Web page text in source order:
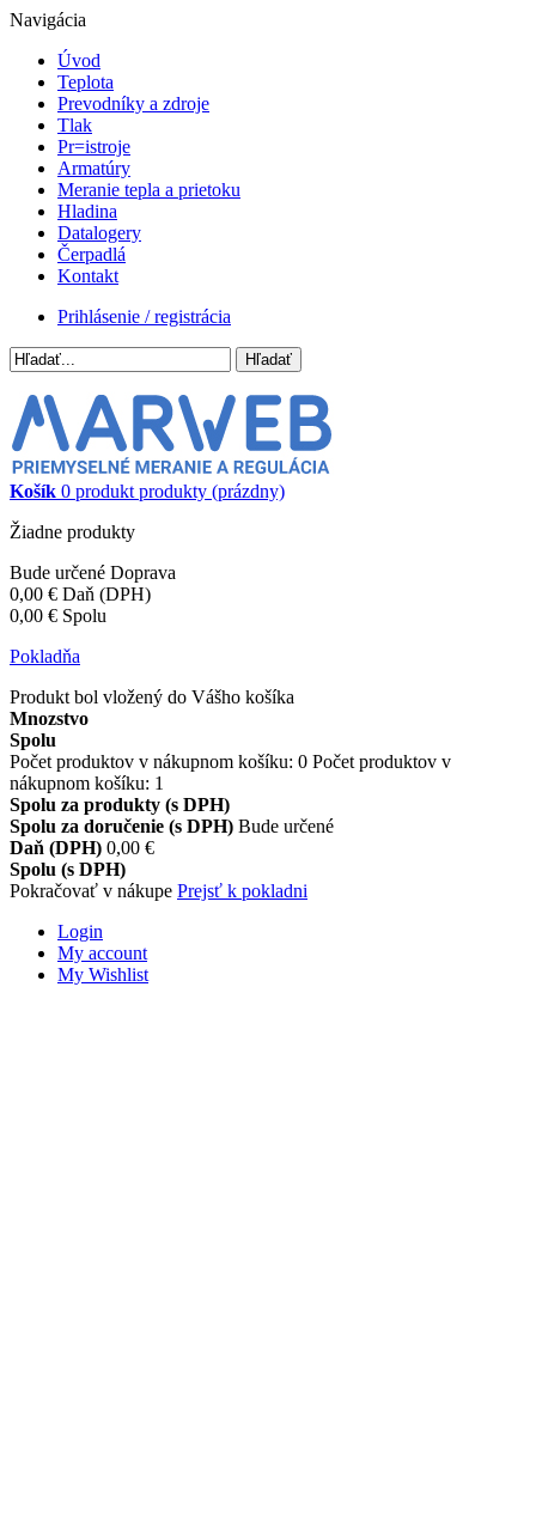
Navigácia
Úvod
Teplota
Prevodníky a zdroje
Tlak
Pr=istroje
Armatúry
Meranie tepla a prietoku
Hladina
Datalogery
Čerpadlá
Kontakt
Prihlásenie / registrácia
Hľadať
Košík 0 produkt produkty (prázdny)
Žiadne produkty
Bude určené Doprava
0,00 € Daň (DPH)
0,00 € Spolu
Pokladňa
Produkt bol vložený do Vášho košíka
Mnozstvo
Spolu
Počet produktov v nákupnom košíku: 0 Počet produktov v
nákupnom košíku: 1
Spolu za produkty (s DPH)
Spolu za doručenie (s DPH) Bude určené
Daň (DPH) 0,00 €
Spolu (s DPH)
Pokračovať v nákupe Prejsť k pokladni
Login
My account
My Wishlist